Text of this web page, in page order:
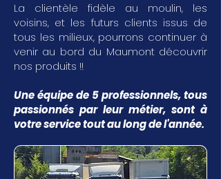
La clientèle fidèle au moulin, les
voisins, et les futurs clients issus de
tous les milieux, pourrons continuer à
venir au bord du Maumont découvrir
nos produits !!
Une équipe de 5 professionnels, tous
passionnés par leur métier, sont à
votre service tout au long de l'année.